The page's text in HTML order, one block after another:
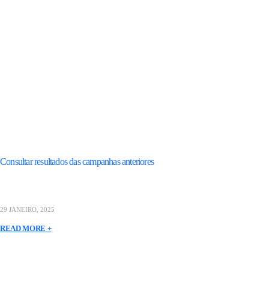
Consultar resultados das campanhas anteriores
29 JANEIRO, 2025
READ MORE +